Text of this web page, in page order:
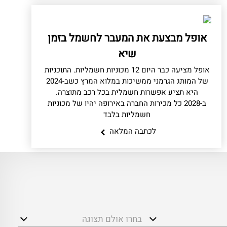
אופל מבצעת את המעבר לחשמל בזמן
שיא
אופל מציעה כבר היום 12 מכוניות חשמליות. התוכניות
של המותג הגרמני ממשיכות במלוא המרץ כשב-2024
היא תציע אפשרות חשמלית בכל רכב מתוצרה.
ב-2028 כל מכירות החברה באירופה יהיו של מכוניות
חשמליות בלבד
לכתבה המלאה
בחרו אולם תצוגה